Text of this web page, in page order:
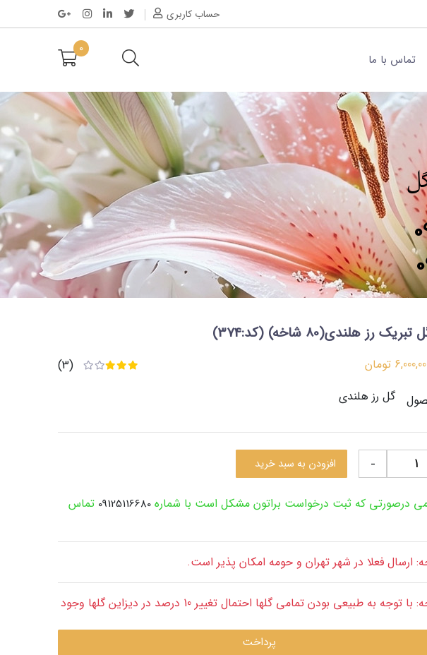
حساب کاربری
تماس با ما
0
رز هلندی(80 شاخه) (کد:374)
تومان (3)
گل رز هلندی
- افزودن به سبد خرید
درصورتی که ثبت درخواست براتون مشکل است با شماره 09125116680 تماس
ارسال فعلا در شهر تهران و حومه امکان پذیر است.
قابل توجه: با توجه به طبیعی بودن تمامی گلها احتمال تغییر 10 درصد در دیزاین گلها وجود
پرداخت